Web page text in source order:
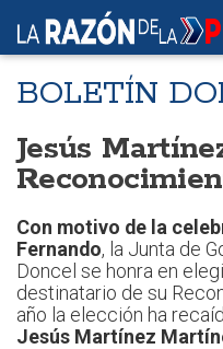
BOLETÍN
Jesús
Con motivo de la
Fernando, la Junta de
Doncel se honra en
destinatario de su
año la elección ha
Jesús Martínez